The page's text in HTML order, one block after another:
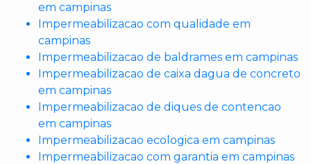
em campinas
Impermeabilizacao com qualidade em
campinas
Impermeabilizacao de baldrames em campinas
Impermeabilizacao de caixa dagua de concreto
em campinas
Impermeabilizacao de diques de contencao
em campinas
Impermeabilizacao ecologica em campinas
Impermeabilizacao com garantia em campinas